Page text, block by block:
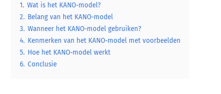
1. Wat is het KANO-model?
2. Belang van het KANO-model
3. Wanneer het KANO-model gebruiken?
4. Kenmerken van het KANO-model met voorbeelden
5. Hoe het KANO-model werkt
6. Conclusie